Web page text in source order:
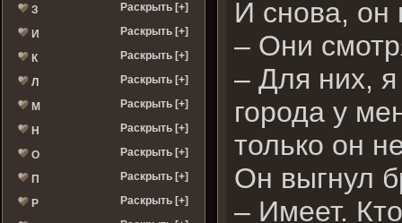
З Раскрыть [+]
И Раскрыть [+]
К Раскрыть [+]
Л Раскрыть [+]
М Раскрыть [+]
Н Раскрыть [+]
О Раскрыть [+]
П Раскрыть [+]
Р Раскрыть [+]
И снова, он
– Они
– Для них, я
города у
только он
Он выгнул
– Имеет.